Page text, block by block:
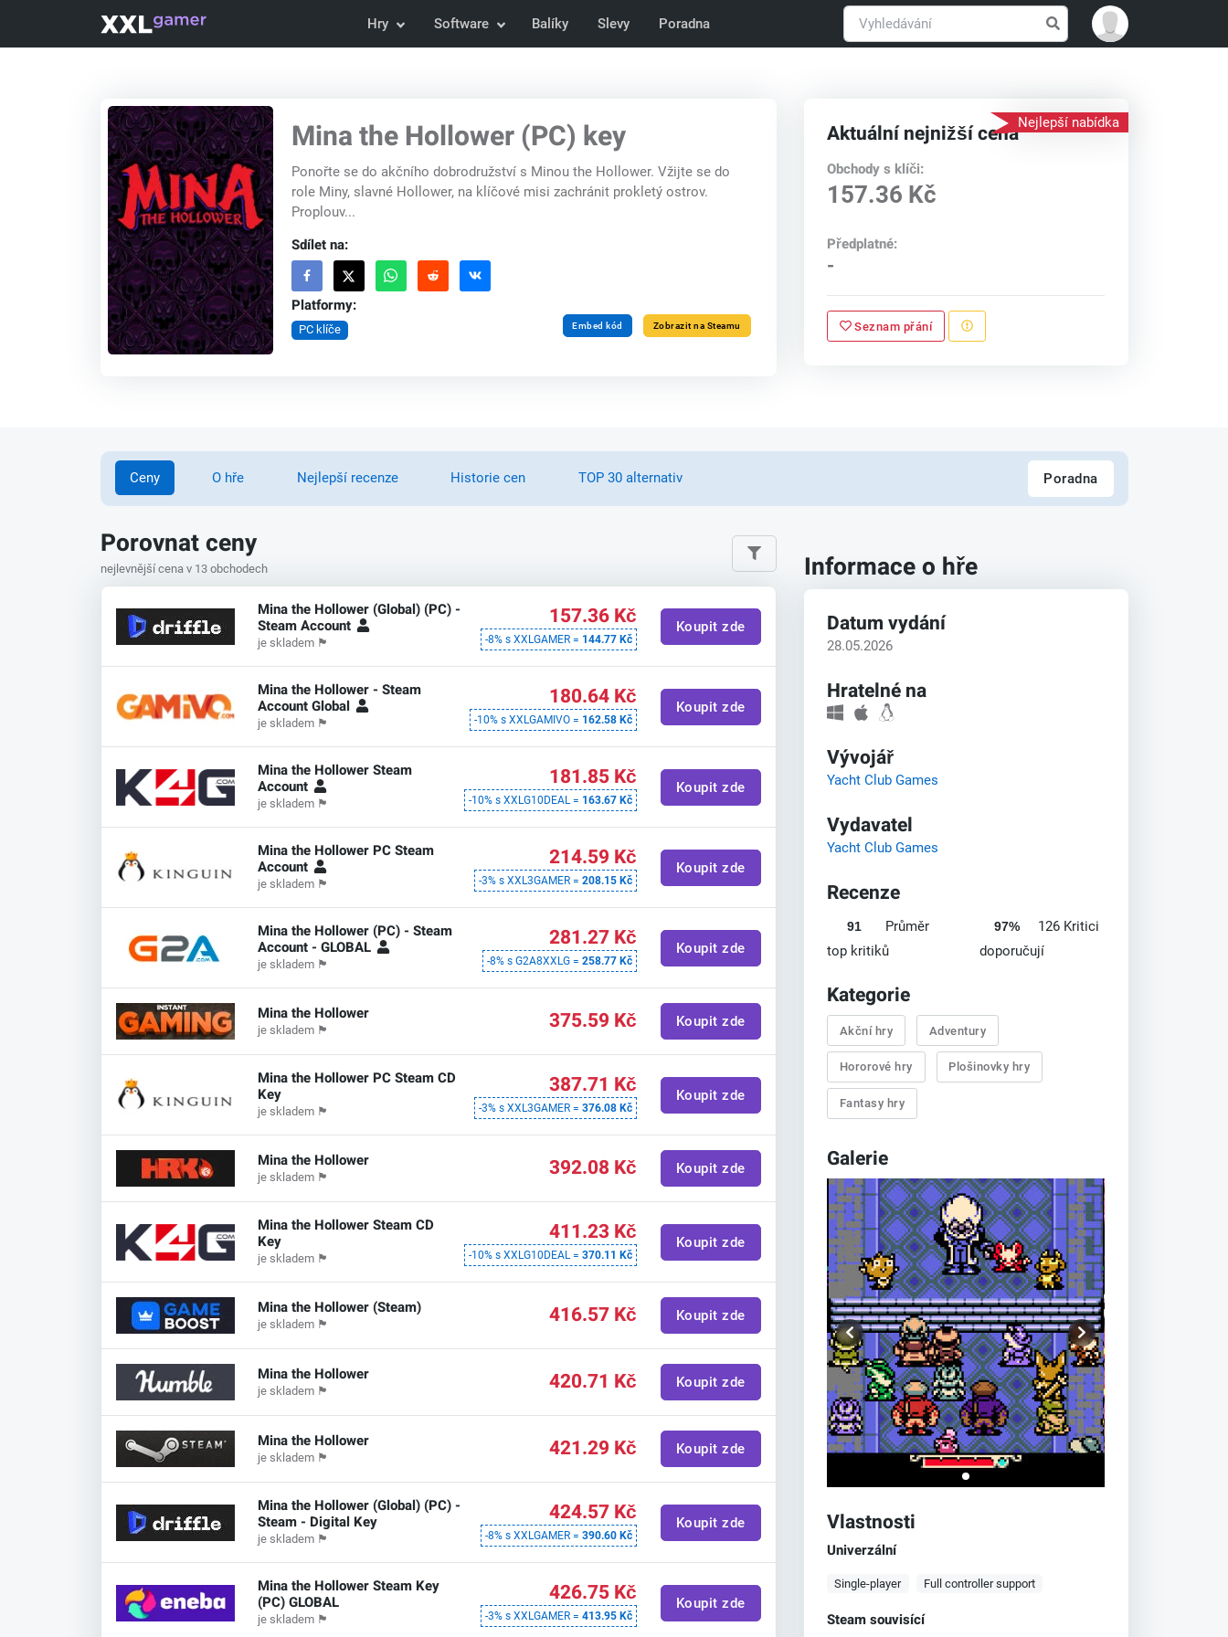
Hry Software Balíky Slevy Poradna
Mina the Hollower (PC) key
Ponořte se do akčního dobrodružství s Minou the Hollower. Vžijte se do
role Miny, slavné Hollower, na klíčové misi zachránit prokletý ostrov.
Proplouv...
Sdílet na:
Platformy:
PC klíče Embed kód Zobrazit na Steamu
Nejlepší nabídka
Aktuální nejnižší cena
Obchody s klíči:
157.36 Kč
Předplatné:
-
Seznam přání
Ceny O hře Nejlepší recenze Historie cen TOP 30 alternativ Poradna
Porovnat ceny
nejlevnější cena v 13 obchodech
Mina the Hollower (Global) (PC) -
Steam Account
je skladem 🏴
157.36 Kč
-8% s XXLGAMER = 144.77 Kč
Koupit zde
Mina the Hollower - Steam
Account Global
je skladem 🏴
180.64 Kč
-10% s XXLGAMIVO = 162.58 Kč
Koupit zde
Mina the Hollower Steam
Account
je skladem 🏴
181.85 Kč
-10% s XXLG10DEAL = 163.67 Kč
Koupit zde
Mina the Hollower PC Steam
Account
je skladem 🏴
214.59 Kč
-3% s XXL3GAMER = 208.15 Kč
Koupit zde
Mina the Hollower (PC) - Steam
Account - GLOBAL
je skladem 🏴
281.27 Kč
-8% s G2A8XXLG = 258.77 Kč
Koupit zde
Mina the Hollower
je skladem 🏴 375.59 Kč Koupit zde
Mina the Hollower PC Steam CD
Key
je skladem 🏴
387.71 Kč
-3% s XXL3GAMER = 376.08 Kč
Koupit zde
Mina the Hollower
je skladem 🏴 392.08 Kč Koupit zde
Mina the Hollower Steam CD
Key
je skladem 🏴
411.23 Kč
-10% s XXLG10DEAL = 370.11 Kč
Koupit zde
Mina the Hollower (Steam)
je skladem 🏴 416.57 Kč Koupit zde
Mina the Hollower
je skladem 🏴 420.71 Kč Koupit zde
Mina the Hollower
je skladem 🏴 421.29 Kč Koupit zde
Mina the Hollower (Global) (PC) -
Steam - Digital Key
je skladem 🏴
424.57 Kč
-8% s XXLGAMER = 390.60 Kč
Koupit zde
Mina the Hollower Steam Key
(PC) GLOBAL
je skladem 🏴
426.75 Kč
-3% s XXLGAMER = 413.95 Kč
Koupit zde
Informace o hře
Datum vydání
28.05.2026
Hratelné na
Vývojář
Yacht Club Games
Vydavatel
Yacht Club Games
Recenze
91
Průměr
top kritiků
97%
126 Kritici
doporučují
Kategorie
Akční hry Adventury
Hororové hry Plošinovky hry
Fantasy hry
Galerie
Vlastnosti
Univerzální
Single-player Full controller support
Steam souvisící